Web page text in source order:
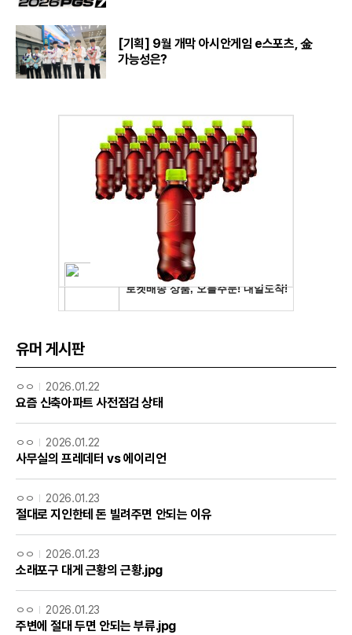
[기획] 9월 개막 아시안게임 e스포츠, 金
가능성은?
유머 게시판
ㅇㅇ 2026.01.22
요즘 신축아파트 사전점검 상태
ㅇㅇ 2026.01.22
사무실의 프레데터 vs 에이리언
ㅇㅇ 2026.01.23
절대로 지인한테 돈 빌려주면 안되는 이유
ㅇㅇ 2026.01.23
소래포구 대게 근황의 근황.jpg
ㅇㅇ 2026.01.23
주변에 절대 두면 안되는 부류.jpg